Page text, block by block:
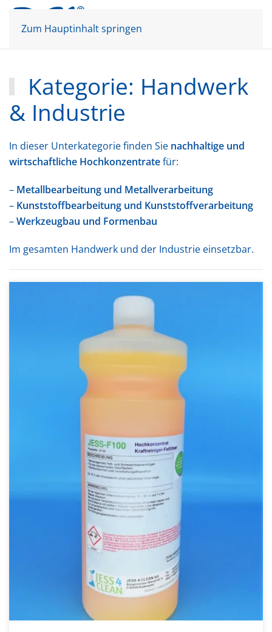
Zum Hauptinhalt springen
Kategorie: Handwerk
& Industrie
In dieser Unterkategorie finden Sie nachhaltige und
wirtschaftliche Hochkonzentratefür:
– Metallbearbeitung und Metallverarbeitung
– Kunststoffbearbeitung und Kunststoffverarbeitung
–Werkzeugbau und Formenbau
Im gesamten Handwerk und der Industrie einsetzbar.